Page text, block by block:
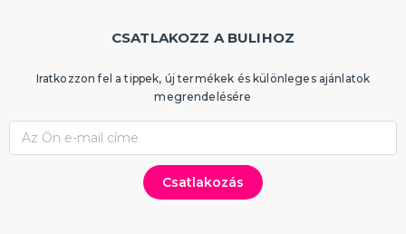
CSATLAKOZZ A BULIHOZ
Iratkozzon fel a tippek, új termékek és különleges ajánlatok
megrendelésére